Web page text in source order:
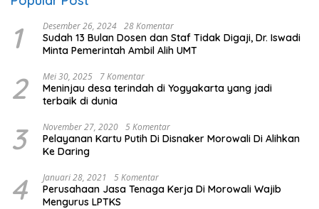
1 Desember 26, 2024 28 Komentar
Sudah 13 Bulan Dosen dan Staf Tidak Digaji, Dr. Iswadi
Minta Pemerintah Ambil Alih UMT
2 Mei 30, 2025 7 Komentar
Meninjau desa terindah di Yogyakarta yang jadi
terbaik di dunia
3 November 27, 2020 5 Komentar
Pelayanan Kartu Putih Di Disnaker Morowali Di Alihkan
Ke Daring
4 Januari 28, 2021 5 Komentar
Perusahaan Jasa Tenaga Kerja Di Morowali Wajib
Mengurus LPTKS